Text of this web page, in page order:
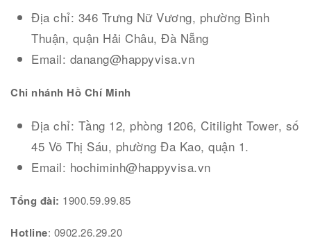
Địa chỉ: 346 Trưng Nữ Vương, phường Bình
Thuận, quận Hải Châu, Đà Nẵng
Email: danang@happyvisa.vn
Chi nhánh Hồ Chí Minh
Địa chỉ: Tầng 12, phòng 1206, Citilight Tower, số
45 Võ Thị Sáu, phường Đa Kao, quận 1.
Email: hochiminh@happyvisa.vn
Tổng đài: 1900.59.99.85
Hotline: 0902.26.29.20